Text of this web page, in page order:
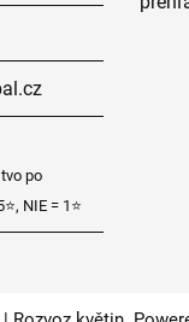
po
NIE = 1⭐